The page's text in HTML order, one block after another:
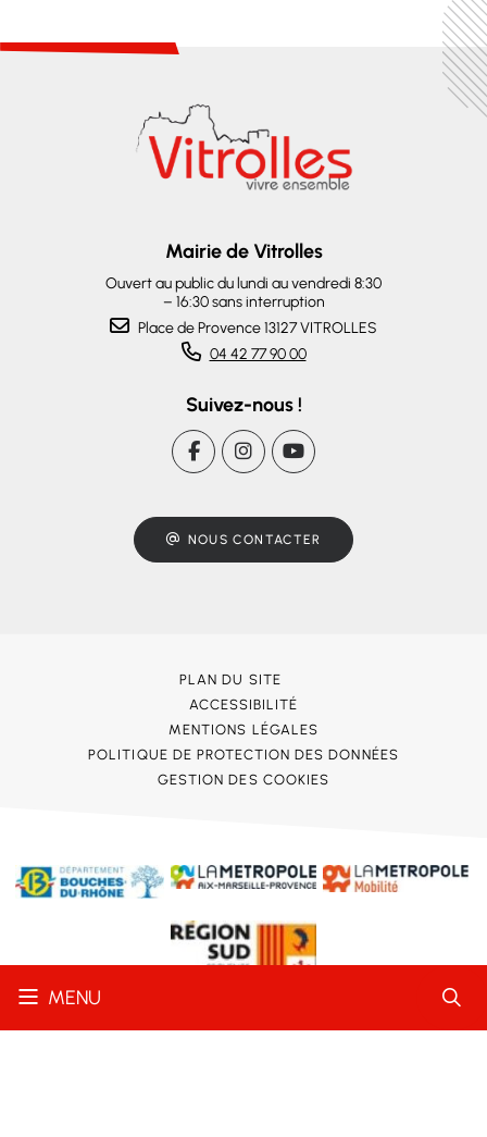
MENU
Mairie de Vitrolles
Ouvert au public du lundi au vendredi 8:30
– 16:30 sans interruption
Place de Provence 13127 VITROLLES
04 42 77 90 00
Suivez-nous !
NOUS CONTACTER
PLAN DU SITE
ACCESSIBILITÉ
MENTIONS LÉGALES
POLITIQUE DE PROTECTION DES DONNÉES
GESTION DES COOKIES